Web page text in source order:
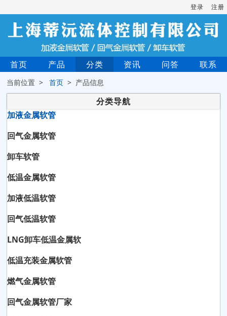
登录 注册
首页 产品 分类 资讯 问答 联系
当前位置 >首页 > 产品信息
分类导航
加液金属软管
回气金属软管
卸车软管
低温金属软管
加液低温软管
回气低温软管
LNG卸车低温金属软
低温充装金属软管
燃气金属软管
回气金属软管厂家